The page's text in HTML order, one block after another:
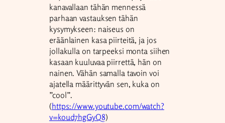
kanavallaan tähän mennessä
parhaan vastauksen tähän
kysymykseen: naiseus on
eräänlainen kasa piirteitä, ja jos
jollakulla on tarpeeksi monta siihen
kasaan kuuluvaa piirrettä, hän on
nainen. Vähän samalla tavoin voi
ajatella määrittyvän sen, kuka on
”cool”.
(https://www.youtube.com/watch?
v=koud7hgGyQ8)